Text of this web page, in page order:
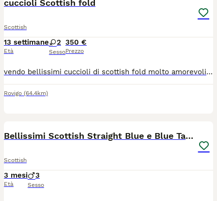
cuccioli Scottish fold
Scottish
13 settimane
Età
2
Sesso
350 €
Prezzo
vendo bellissimi cuccioli di scottish fold molto amorevoli e coccoloni. saranno pronti per la prima settimana di luglio e vengono ceduti già sverminati, con prima vaccinazione, libretto sanitario e abituati ad usare la lettiera in autonomia, che aspetti? prenota ora il tuo pelosino. per ulteriori foto o info scrivimi in privato
Rovigo (64.4km)
Bellissimi Scottish Straight Blue e Blue Tabby
Scottish
3 mesi
Età
3
Sesso